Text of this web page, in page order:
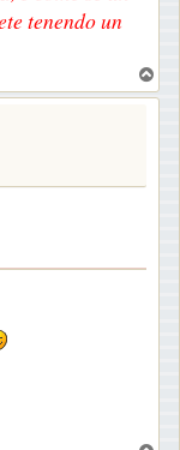
tenendo un
o